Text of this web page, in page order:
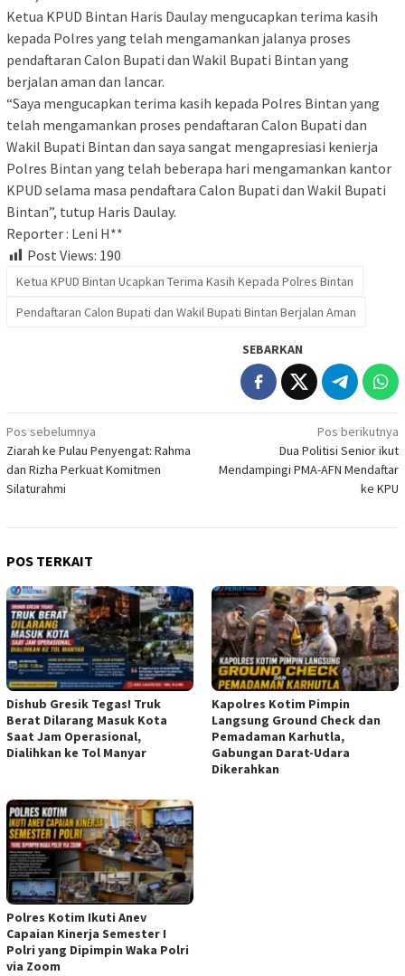
Ketua KPUD Bintan Haris Daulay mengucapkan terima kasih
kepada Polres yang telah mengamankan jalanya proses
pendaftaran Calon Bupati dan Wakil Bupati Bintan yang
berjalan aman dan lancar.
“Saya mengucapkan terima kasih kepada Polres Bintan yang
telah mengamankan proses pendaftaran Calon Bupati dan
Wakil Bupati Bintan dan saya sangat mengapresiasi kenierja
Polres Bintan yang telah beberapa hari mengamankan kantor
KPUD selama masa pendaftara Calon Bupati dan Wakil Bupati
Bintan”, tutup Haris Daulay.
Reporter : Leni H**
Post Views: 190
Ketua KPUD Bintan Ucapkan Terima Kasih Kepada Polres Bintan
Pendaftaran Calon Bupati dan Wakil Bupati Bintan Berjalan Aman
SEBARKAN
Navigasi
pos
Pos sebelumnya
Ziarah ke Pulau Penyengat: Rahma
dan Rizha Perkuat Komitmen
Silaturahmi
Pos berikutnya
Dua Politisi Senior ikut
Mendampingi PMA-AFN Mendaftar
ke KPU
POS TERKAIT
Dishub Gresik Tegas! Truk
Berat Dilarang Masuk Kota
Saat Jam Operasional,
Dialihkan ke Tol Manyar
Kapolres Kotim Pimpin
Langsung Ground Check dan
Pemadaman Karhutla,
Gabungan Darat-Udara
Dikerahkan
Polres Kotim Ikuti Anev
Capaian Kinerja Semester I
Polri yang Dipimpin Waka Polri
via Zoom